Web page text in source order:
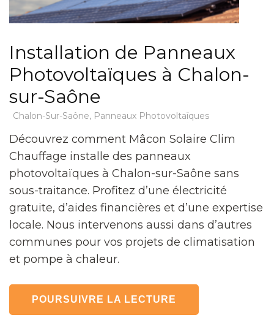
Installation de Panneaux
Photovoltaïques à Chalon-
sur-Saône
Chalon-Sur-Saône, Panneaux Photovoltaïques
Découvrez comment Mâcon Solaire Clim
Chauffage installe des panneaux
photovoltaïques à Chalon-sur-Saône sans
sous-traitance. Profitez d’une électricité
gratuite, d’aides financières et d’une expertise
locale. Nous intervenons aussi dans d’autres
communes pour vos projets de climatisation
et pompe à chaleur.
POURSUIVRE LA LECTURE